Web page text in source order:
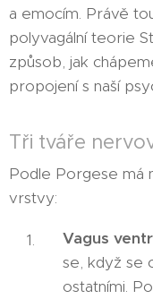
a emocím. Právě
polyvagální teorie
způsob, jak
propojení s naší
Tři tváře
Podle Porgese má
vrstvy:
Vagus
se, když se
ostatními.